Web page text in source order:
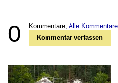
0 Kommentare, Alle Kommentare
Kommentar verfassen